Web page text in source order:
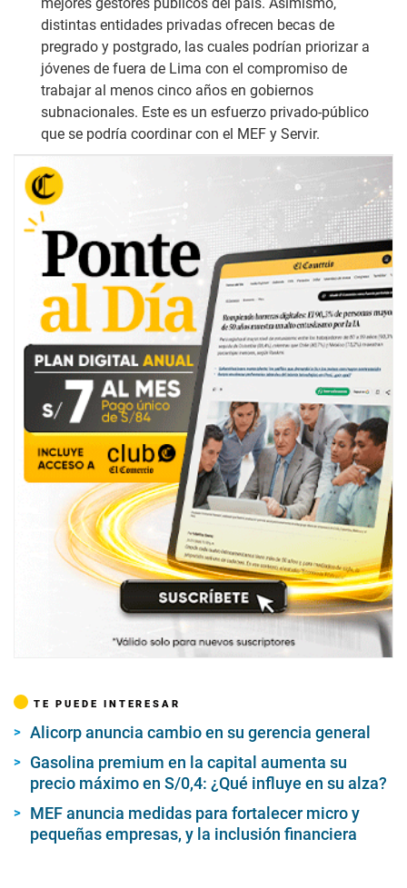
distintas entidades privadas ofrecen becas de
pregrado y postgrado, las cuales podrían priorizar a
jóvenes de fuera de Lima con el compromiso de
trabajar al menos cinco años en gobiernos
subnacionales. Este es un esfuerzo privado-público
que se podría coordinar con el MEF y Servir.
TE PUEDE INTERESAR
Alicorp anuncia cambio en su gerencia general
Gasolina premium en la capital aumenta su
precio máximo en S/0,4: ¿Qué influye en su alza?
MEF anuncia medidas para fortalecer micro y
pequeñas empresas, y la inclusión financiera